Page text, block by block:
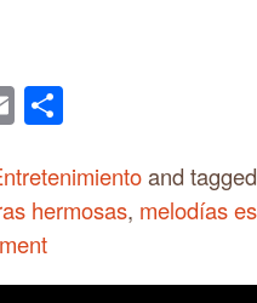
Email
and tagged
hermosas, melodías